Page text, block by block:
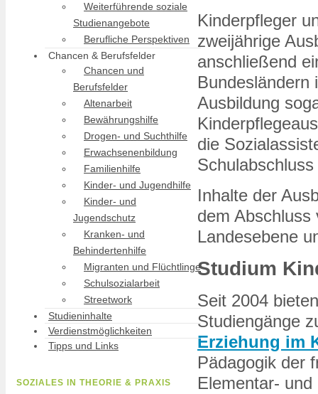
Kinderpfleger
zweijährige
anschließend
Bundesländern
Ausbildung
die
Inhalte der
dem Abschluss
Landesebene
Studium
Seit 2004
Studiengänge
Erziehung im
Pädagogik der
Elementar-
Weiterführende soziale
Studienangebote
Berufliche Perspektiven
Chancen & Berufsfelder
Chancen und
Berufsfelder
Altenarbeit
Bewährungshilfe
Drogen- und Suchthilfe
Erwachsenenbildung
Familienhilfe
Kinder- und Jugendhilfe
Kinder- und
Jugendschutz
Kranken- und
Behindertenhilfe
Migranten und Flüchtlinge
Schulsozialarbeit
Streetwork
Studieninhalte
Verdienstmöglichkeiten
Tipps und Links
SOZIALES IN THEORIE & PRAXIS